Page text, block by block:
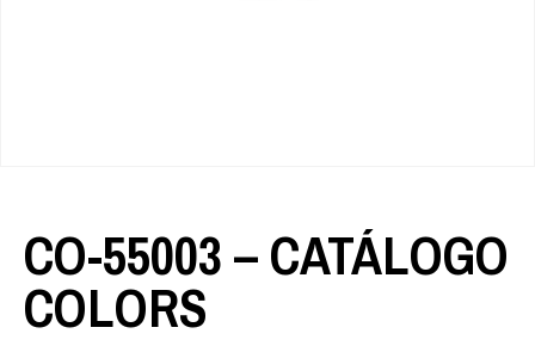
CO-55003 – CATÁLOGO
COLORS